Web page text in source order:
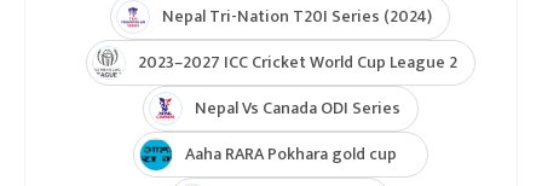
Nepal Tri-Nation T20I Series (2024)
2023–2027 ICC Cricket World Cup League 2
Nepal Vs Canada ODI Series
Aaha RARA Pokhara gold cup